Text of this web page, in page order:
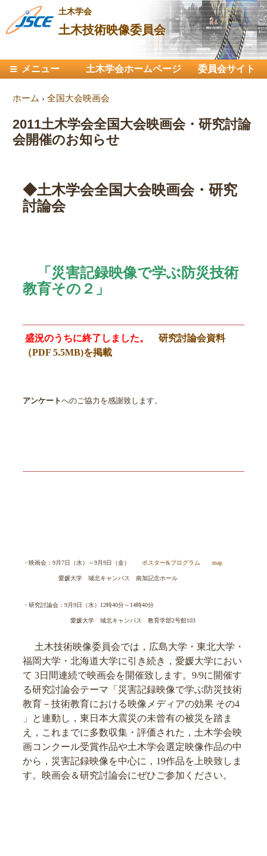
メ
イ
ン
ン
ン
に
移
土木学会
土木技術映像委員会
メニュー
メインメニュー土木学会ホームページ 委員会サイト
現在地
ホーム › 全国大会映画会
2011土木学会全国大会映画会・研究討論
会開催のお知らせ
◆土木学会全国大会映画会・研究
討論会
「災害記録映像で学ぶ防災技術
教育その２」
盛況のうちに終了しました。 研究討論会資料
（PDF 5.5MB)を掲載
アンケートへのご協力を感謝致します。
・映画会：9月7日（水）～9月9日（金） ポスター&プログラム map
愛媛大学 城北キャンパス 南加記念ホール
・研究討論会：9月9日（水）12時40分～14時40分
愛媛大学 城北キャンパス 教育学部2号館103
土木技術映像委員会では，広島大学・東北大学・
福岡大学・北海道大学に引き続き，愛媛大学におい
て 3日間連続で映画会を開催致します。9/9に開催す
る研究討論会テーマ「災害記録映像で学ぶ防災技術
教育－技術教育における映像メディアの効果 その4
」と連動し，東日本大震災の未曾有の被災を踏ま
え，これまでに多数収集・評価された，土木学会映
画コンクール受賞作品や土木学会選定映像作品の中
から，災害記録映像を中心に，19作品を上映致しま
す。映画会＆研究討論会にぜひご参加ください。